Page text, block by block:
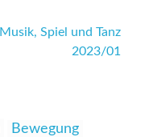
Musik, Spiel und Tanz
2023/01
Bewegung